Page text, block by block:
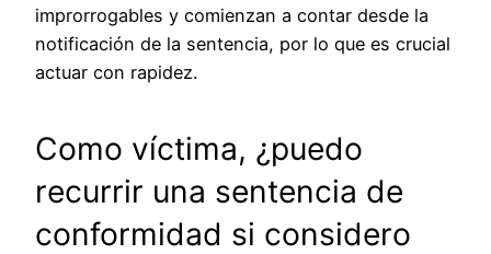
improrrogables y comienzan a contar desde la
notificación de la sentencia, por lo que es crucial
actuar con rapidez.
Como víctima, ¿puedo
recurrir una sentencia de
conformidad si considero